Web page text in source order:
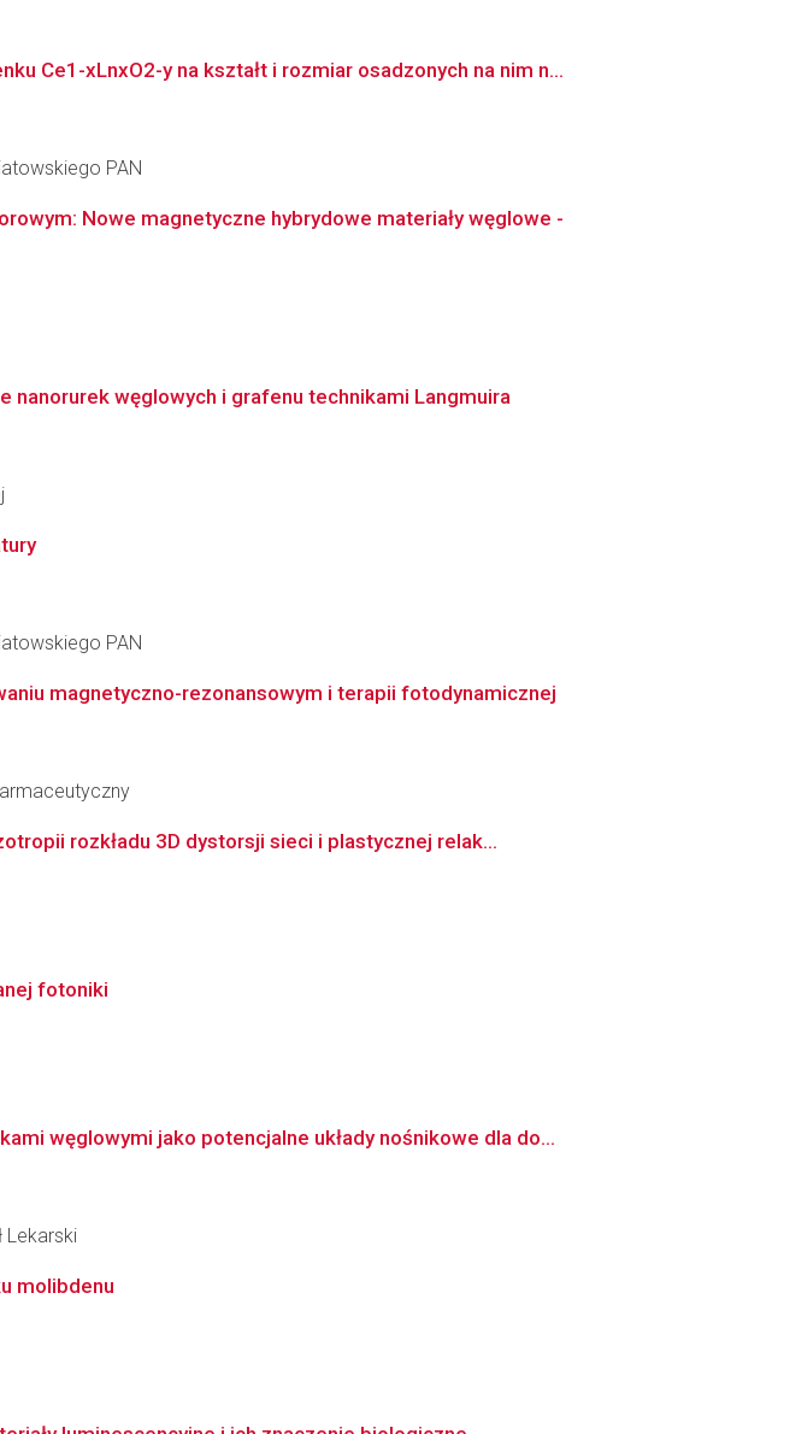
Ce1-xLnxO2-y na kształt i rozmiar osadzonych na nim n...
PAN
Nowe magnetyczne hybrydowe materiały węglowe -
węglowych i grafenu technikami Langmuira
PAN
magnetyczno-rezonansowym i terapii fotodynamicznej
rozkładu 3D dystorsji sieci i plastycznej relak...
fotoniki
węglowymi jako potencjalne układy nośnikowe dla do...
Lekarski
molibdenu